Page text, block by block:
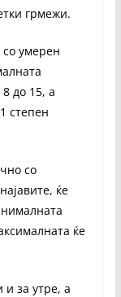
грмежи.
умерен
до 15, а
степен
со
ќе
ќе
за утре, а